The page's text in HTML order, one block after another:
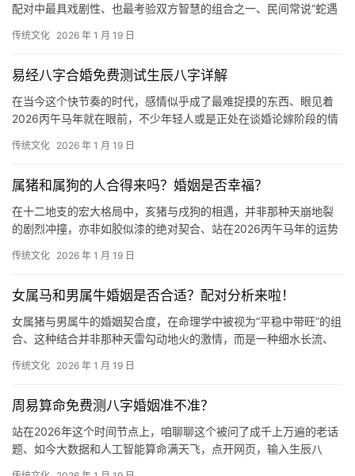
配对中最具戏剧性、也最考验双方智慧的组合之一、民间常说“蛇遇
传统文化 2026 年 1 月 19 日
易经八字合婚免费测试生辰八字详解
在当今这个快节奏的时代，感情似乎成了最难捉摸的东西、眼见着
2026丙午马年就在眼前，不少年轻人或是正处在谈婚论嫁阶段的情
传统文化 2026 年 1 月 19 日
属猪和属狗的人合得来吗？婚姻是否幸福？
在十二地支的宏大格局中，亥猪与戌狗的相遇，并非那种天崩地裂
的剧烈冲撞，亦非如胶似漆的绝对契合、站在2026丙午马年的运势
传统文化 2026 年 1 月 19 日
女属马和男属牛婚姻是否合适？配对分析来啦！
女属猪与男属牛的婚姻契合度，在命理学中被视为“平稳中带旺”的组
合、这种结合并非那种天雷勾动地火的激情，而是一种细水长流、
传统文化 2026 年 1 月 19 日
周易算命免费测八字婚姻准不准？
站在2026年这个时间节点上，咱聊聊这个被问了成千上万遍的老话
题、如今大数据和人工智能算命满天飞，点开网页，输入生辰八